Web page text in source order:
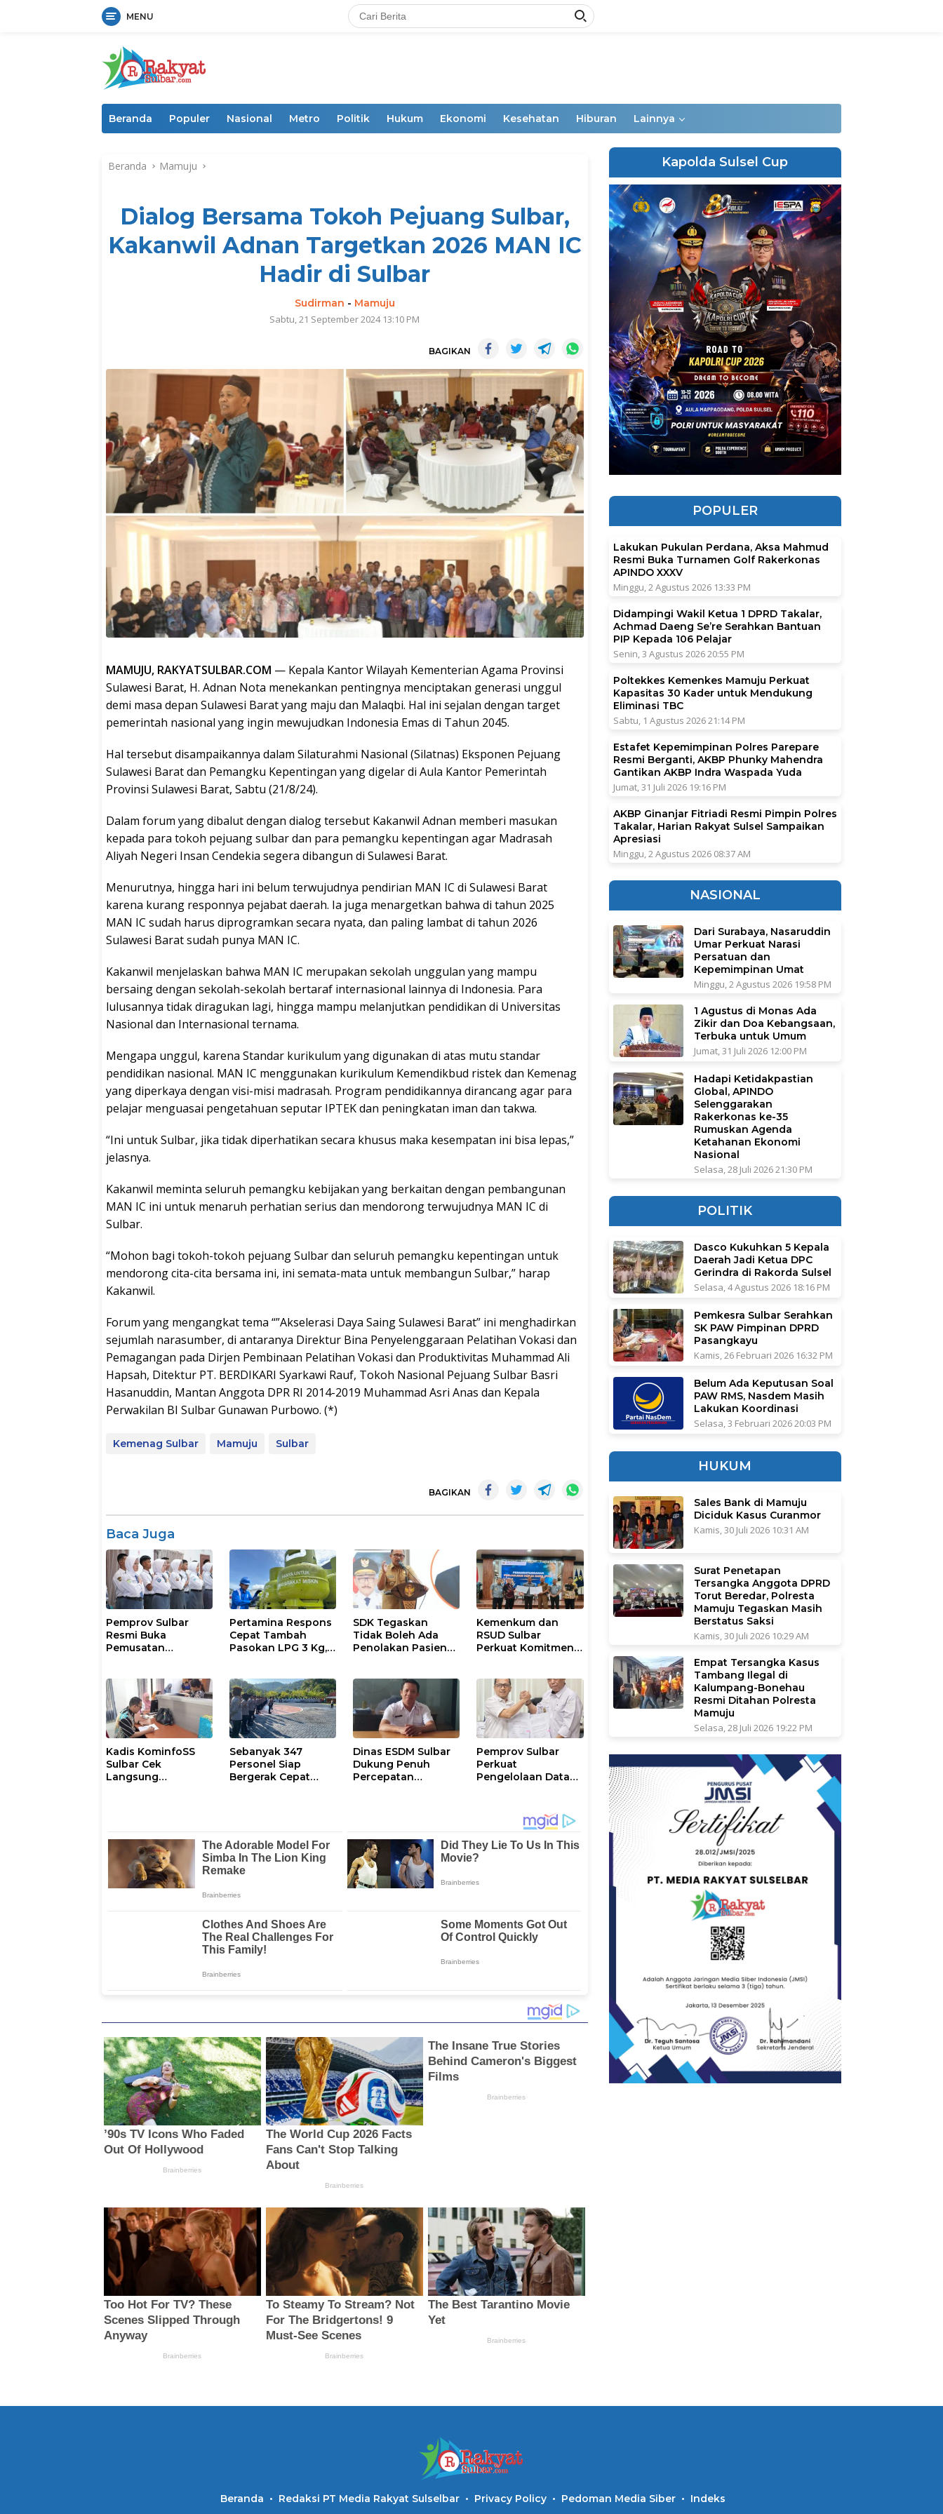
MENU
Beranda Populer Nasional Metro Politik Hukum Ekonomi Kesehatan Hiburan Lainnya
Beranda Mamuju
Dialog Bersama Tokoh Pejuang Sulbar,
Kakanwil Adnan Targetkan 2026 MAN IC
Hadir di Sulbar
Sudirman - Mamuju
Sabtu, 21 September 2024 13:10 PM
BAGIKAN
MAMUJU, RAKYATSULBAR.COM — Kepala Kantor Wilayah Kementerian Agama Provinsi
Sulawesi Barat, H. Adnan Nota menekankan pentingnya menciptakan generasi unggul
demi masa depan Sulawesi Barat yang maju dan Malaqbi. Hal ini sejalan dengan target
pemerintah nasional yang ingin mewujudkan Indonesia Emas di Tahun 2045.
Hal tersebut disampaikannya dalam Silaturahmi Nasional (Silatnas) Eksponen Pejuang
Sulawesi Barat dan Pemangku Kepentingan yang digelar di Aula Kantor Pemerintah
Provinsi Sulawesi Barat, Sabtu (21/8/24).
Dalam forum yang dibalut dengan dialog tersebut Kakanwil Adnan memberi masukan
kepada para tokoh pejuang sulbar dan para pemangku kepentingan agar Madrasah
Aliyah Negeri Insan Cendekia segera dibangun di Sulawesi Barat.
Menurutnya, hingga hari ini belum terwujudnya pendirian MAN IC di Sulawesi Barat
karena kurang responnya pejabat daerah. Ia juga menargetkan bahwa di tahun 2025
MAN IC sudah harus diprogramkan secara nyata, dan paling lambat di tahun 2026
Sulawesi Barat sudah punya MAN IC.
Kakanwil menjelaskan bahwa MAN IC merupakan sekolah unggulan yang mampu
bersaing dengan sekolah-sekolah bertaraf internasional lainnya di Indonesia. Para
lulusannya tidak diragukan lagi, hingga mampu melanjutkan pendidikan di Universitas
Nasional dan Internasional ternama.
Mengapa unggul, karena Standar kurikulum yang digunakan di atas mutu standar
pendidikan nasional. MAN IC menggunakan kurikulum Kemendikbud ristek dan Kemenag
yang diperkaya dengan visi-misi madrasah. Program pendidikannya dirancang agar para
pelajar menguasai pengetahuan seputar IPTEK dan peningkatan iman dan takwa.
“Ini untuk Sulbar, jika tidak diperhatikan secara khusus maka kesempatan ini bisa lepas,”
jelasnya.
Kakanwil meminta seluruh pemangku kebijakan yang berkaitan dengan pembangunan
MAN IC ini untuk menaruh perhatian serius dan mendorong terwujudnya MAN IC di
Sulbar.
“Mohon bagi tokoh-tokoh pejuang Sulbar dan seluruh pemangku kepentingan untuk
mendorong cita-cita bersama ini, ini semata-mata untuk membangun Sulbar,” harap
Kakanwil.
Forum yang mengangkat tema “”Akselerasi Daya Saing Sulawesi Barat” ini menghadirkan
sejumlah narasumber, di antaranya Direktur Bina Penyelenggaraan Pelatihan Vokasi dan
Pemagangan pada Dirjen Pembinaan Pelatihan Vokasi dan Produktivitas Muhammad Ali
Hapsah, Ditektur PT. BERDIKARI Syarkawi Rauf, Tokoh Nasional Pejuang Sulbar Basri
Hasanuddin, Mantan Anggota DPR RI 2014-2019 Muhammad Asri Anas dan Kepala
Perwakilan BI Sulbar Gunawan Purbowo. (*)
Kemenag Sulbar Mamuju Sulbar
BAGIKAN
Baca Juga
Pemprov Sulbar
Resmi Buka
Pemusatan
Pertamina Respons
Cepat Tambah
Pasokan LPG 3 Kg,
Berlangsung
Kondusif
SDK Tegaskan
Tidak Boleh Ada
Penolakan Pasien
Kesehatan
Kemenkum dan
RSUD Sulbar
Perkuat Komitmen
Intelektual
Kadis KominfoSS
Sulbar Cek
Langsung
Sebanyak 347
Personel Siap
Bergerak Cepat
Dinas ESDM Sulbar
Dukung Penuh
Percepatan
Pemprov Sulbar
Perkuat
Pengelolaan Data
17 Tahun 2023
Kapolda Sulsel Cup
POPULER
Lakukan Pukulan Perdana, Aksa Mahmud
Resmi Buka Turnamen Golf Rakerkonas
APINDO XXXV
Minggu, 2 Agustus 2026 13:33 PM
Didampingi Wakil Ketua 1 DPRD Takalar,
Achmad Daeng Se’re Serahkan Bantuan
PIP Kepada 106 Pelajar
Senin, 3 Agustus 2026 20:55 PM
Poltekkes Kemenkes Mamuju Perkuat
Kapasitas 30 Kader untuk Mendukung
Eliminasi TBC
Sabtu, 1 Agustus 2026 21:14 PM
Estafet Kepemimpinan Polres Parepare
Resmi Berganti, AKBP Phunky Mahendra
Gantikan AKBP Indra Waspada Yuda
Jumat, 31 Juli 2026 19:16 PM
AKBP Ginanjar Fitriadi Resmi Pimpin Polres
Takalar, Harian Rakyat Sulsel Sampaikan
Apresiasi
Minggu, 2 Agustus 2026 08:37 AM
NASIONAL
Dari Surabaya, Nasaruddin
Umar Perkuat Narasi
Persatuan dan
Kepemimpinan Umat
Minggu, 2 Agustus 2026 19:58 PM
1 Agustus di Monas Ada
Zikir dan Doa Kebangsaan,
Terbuka untuk Umum
Jumat, 31 Juli 2026 12:00 PM
Hadapi Ketidakpastian
Global, APINDO
Selenggarakan
Rakerkonas ke-35
Rumuskan Agenda
Ketahanan Ekonomi
Nasional
Selasa, 28 Juli 2026 21:30 PM
POLITIK
Dasco Kukuhkan 5 Kepala
Daerah Jadi Ketua DPC
Gerindra di Rakorda Sulsel
Selasa, 4 Agustus 2026 18:16 PM
Pemkesra Sulbar Serahkan
SK PAW Pimpinan DPRD
Pasangkayu
Kamis, 26 Februari 2026 16:32 PM
Belum Ada Keputusan Soal
PAW RMS, Nasdem Masih
Lakukan Koordinasi
Selasa, 3 Februari 2026 20:03 PM
HUKUM
Sales Bank di Mamuju
Diciduk Kasus Curanmor
Kamis, 30 Juli 2026 10:31 AM
Surat Penetapan
Tersangka Anggota DPRD
Torut Beredar, Polresta
Mamuju Tegaskan Masih
Berstatus Saksi
Kamis, 30 Juli 2026 10:29 AM
Empat Tersangka Kasus
Tambang Ilegal di
Kalumpang-Bonehau
Resmi Ditahan Polresta
Mamuju
Selasa, 28 Juli 2026 19:22 PM
Beranda Redaksi PT Media Rakyat Sulselbar Privacy Policy Pedoman Media Siber Indeks